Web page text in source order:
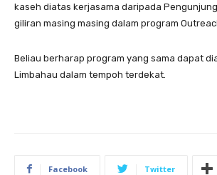
kaseh diatas kerjasama daripada
giliran masing masing dalam program
Beliau berharap program yang sama dapat
Limbahau dalam tempoh terdekat.
Facebook Twitter